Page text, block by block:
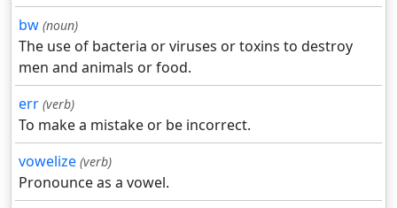
bw (noun)
The use of bacteria or viruses or toxins to destroy
men and animals or food.
err (verb)
To make a mistake or be incorrect.
vowelize (verb)
Pronounce as a vowel.